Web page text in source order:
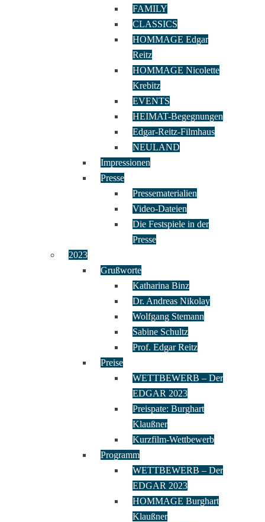
FAMILY
CLASSICS
HOMMAGE Edgar
Reitz
HOMMAGE Nicolette
Krebitz
EVENTS
HEIMAT-Begegnungen
Edgar-Reitz-Filmhaus
NEULAND
Impressionen
Presse
Pressematerialien
Video-Dateien
Die Festspiele in der
Presse
2023
Grußworte
Katharina Binz
Dr. Andreas Nikolay
Wolfgang Stemann
Sabine Schultz
Prof. Edgar Reitz
Preise
WETTBEWERB – Der
EDGAR 2023
Preispate: Burghart
Klaußner
Kurzfilm-Wettbewerb
Programm
WETTBEWERB – Der
EDGAR 2023
HOMMAGE Burghart
Klaußner